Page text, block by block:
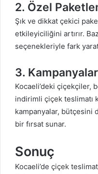
2. Özel
Şık ve dikkat çekici
etkileyiciliğini artırır.
seçenekleriyle fark
3.
Kocaeli’deki çiçekçiler,
indirimli çiçek teslimatı
kampanyalar, bütçesini
bir fırsat sunar.
Sonuç
Kocaeli’de çiçek